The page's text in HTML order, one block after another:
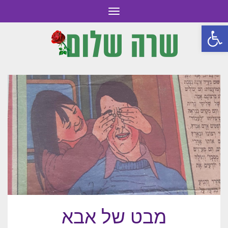
פתח סרגל נגישות
תפריט
מבט של אבא